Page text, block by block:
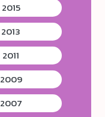
2015
2013
2011
2009
2007